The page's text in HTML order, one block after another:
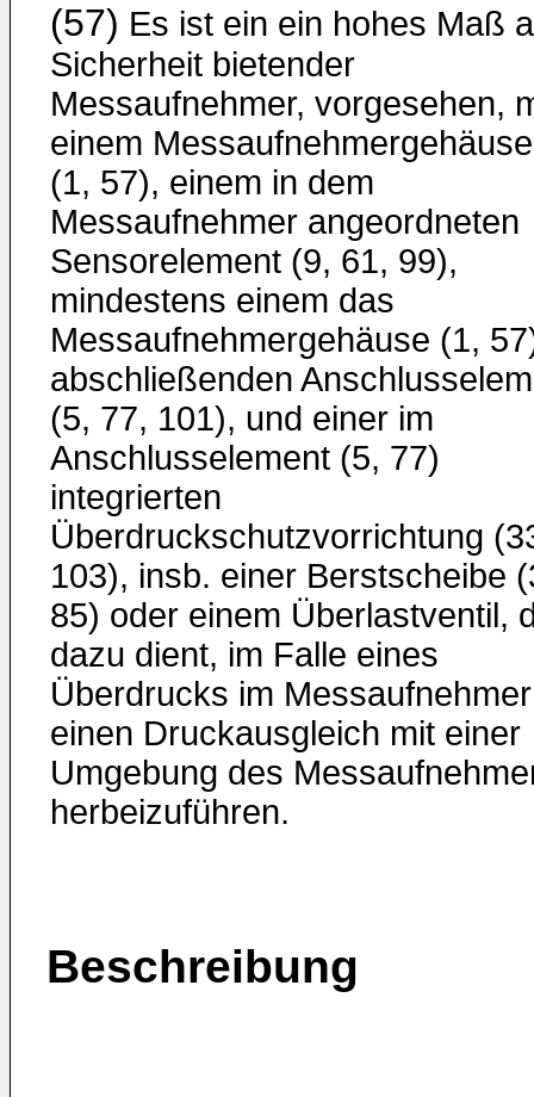
(57) Es ist ein ein hohes Maß
Sicherheit bietender
Messaufnehmer, vorgesehen,
einem Messaufnehmergehäuse
(1, 57), einem in dem
Messaufnehmer angeordneten
Sensorelement (9, 61, 99),
mindestens einem das
Messaufnehmergehäuse (1,
abschließenden
(5, 77, 101), und einer im
Anschlusselement (5, 77)
integrierten
Überdruckschutzvorrichtung
103), insb. einer Berstscheibe
85) oder einem Überlastventil,
dazu dient, im Falle eines
Überdrucks im Messaufnehmer
einen Druckausgleich mit einer
Umgebung des
herbeizuführen.
Beschreibung